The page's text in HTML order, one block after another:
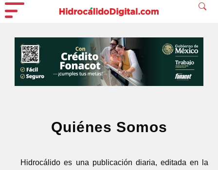
Quiénes Somos
Hidrocálido es una publicación diaria, editada en la